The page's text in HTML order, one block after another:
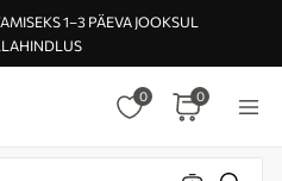
1–3 PÄEVA JOOKSUL
0 0